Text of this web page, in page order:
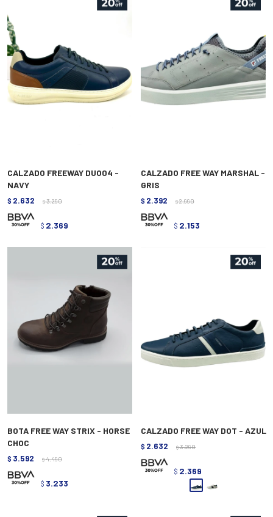
CALZADO FREEWAY DUO04 -
NAVY
$ 2.632 $ 3.290
$ 2.369
CALZADO FREE WAY MARSHAL -
GRIS
$ 2.392 $ 2.990
$ 2.153
BOTA FREE WAY STRIX - HORSE
CHOC
$ 3.592 $ 4.490
$ 3.233
CALZADO FREE WAY DOT - AZUL
$ 2.632 $ 3.290
$ 2.369